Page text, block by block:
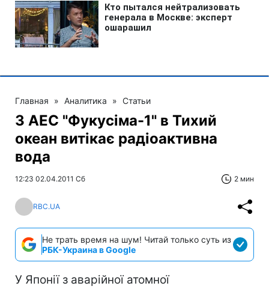
Главная » Аналитика » Статьи
З АЕС "Фукусіма-1" в Тихий
океан витікає радіоактивна
вода
12:23 02.04.2011 Сб 2 мин
RBC.UA
Не трать время на шум! Читай только суть из
РБК-Украина в Google
У Японії з аварійної атомної